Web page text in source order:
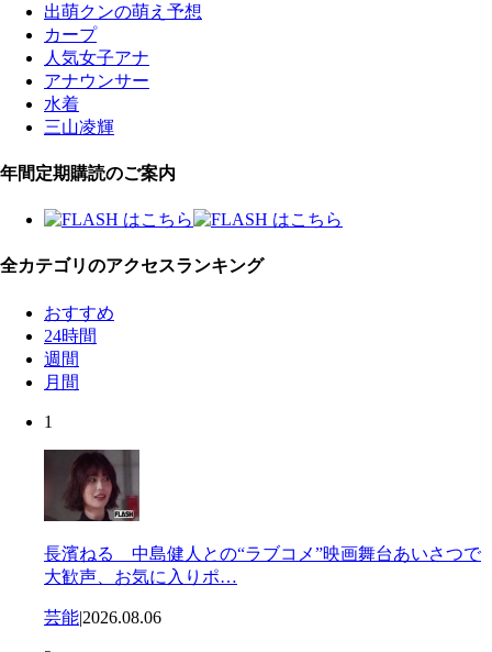
出萌クンの萌え予想
カープ
人気女子アナ
アナウンサー
水着
三山凌輝
年間定期購読のご案内
全カテゴリのアクセスランキング
おすすめ
24時間
週間
月間
1
長濱ねる 中島健人との“ラブコメ”映画舞台あいさつで
大歓声、お気に入りポ…
芸能|2026.08.06